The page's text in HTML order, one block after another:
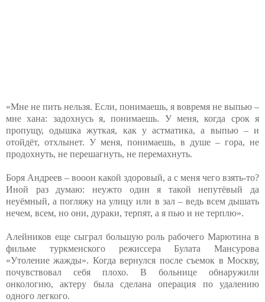
«Мне не пить нельзя. Если, понимаешь, я вовремя не выпью –
мне хана: задохнусь я, понимаешь. У меня, когда срок я
пропущу, одышка жуткая, как у астматика, а выпью – и
отойдёт, отхлынет. У меня, понимаешь, в душе – гора, не
продохнуть, не перешагнуть, не перемахнуть.
Боря Андреев – вооон какой здоровый, а с меня чего взять-то?
Иной раз думаю: неужто один я такой непутёвый да
неуёмный, а погляжу на улицу или в зал – ведь всем дышать
нечем, всем, но они, дураки, терпят, а я пью и не терплю».
Алейников еще сыграл большую роль рабочего Марютина в
фильме туркменского режиссера Булата Мансурова
«Утоление жажды». Когда вернулся после съемок в Москву,
почувствовал себя плохо. В больнице обнаружили
онкологию, актеру была сделана операция по удалению
одного легкого.